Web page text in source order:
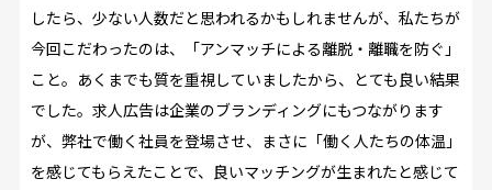
したら、少ない人数だと思われるかもしれませんが、私たちが
今回こだわったのは、「アンマッチによる離脱・離職を防ぐ」
こと。あくまでも質を重視していましたから、とても良い結果
でした。求人広告は企業のブランディングにもつながります
が、弊社で働く社員を登場させ、まさに「働く人たちの体温」
を感じてもらえたことで、良いマッチングが生まれたと感じて